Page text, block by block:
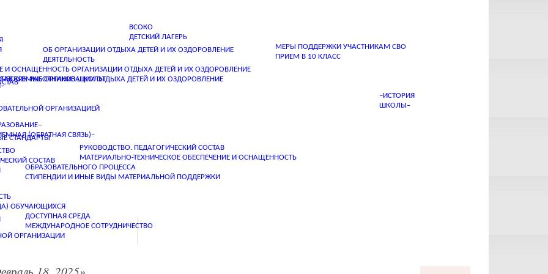
в форме субсидий из федерального бюджета в размере 4 550 000 рублей
ВСОКО
РАБОТНИКОВ ШКОЛЫ
ДЕТСКИЙ ЛАГЕРЬ
ОБ ОРГАНИЗАЦИИ ОТДЫХА ДЕТЕЙ И ИХ ОЗДОРОВЛЕНИЕ
ДЕЯТЕЛЬНОСТЬ
И ОСНАЩЕННОСТЬ ОРГАНИЗАЦИИ ОТДЫХА ДЕТЕЙ И ИХ ОЗДОРОВЛЕНИЕ
ОРГАНИЗАЦИИ ОТДЫХА ДЕТЕЙ И ИХ ОЗДОРОВЛЕНИЕ
МЕРЫ ПОДДЕРЖКИ УЧАСТНИКАМ СВО
ПРИЕМ В 10 КЛАСС
ОРГАНИЗАЦИЕЙ
СТАНДАРТЫ
РУКОВОДСТВО. ПЕДАГОГИЧЕСКИЙ СОСТАВ
СОСТАВ
МАТЕРИАЛЬНО-ТЕХНИЧЕСКОЕ ОБЕСПЕЧЕНИЕ И ОСНАЩЕННОСТЬ
ОБРАЗОВАТЕЛЬНОГО ПРОЦЕССА
СТИПЕНДИИ И ИНЫЕ ВИДЫ МАТЕРИАЛЬНОЙ ПОДДЕРЖКИ
ОБУЧАЮЩИХСЯ
ДОСТУПНАЯ СРЕДА
МЕЖДУНАРОДНОЕ СОТРУДНИЧЕСТВО
ОРГАНИЗАЦИИ
–ИСТОРИЯ
ШКОЛЫ–
(ОБРАТНАЯ СВЯЗЬ)–